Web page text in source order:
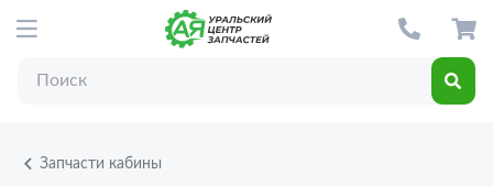
Запчасти кабины